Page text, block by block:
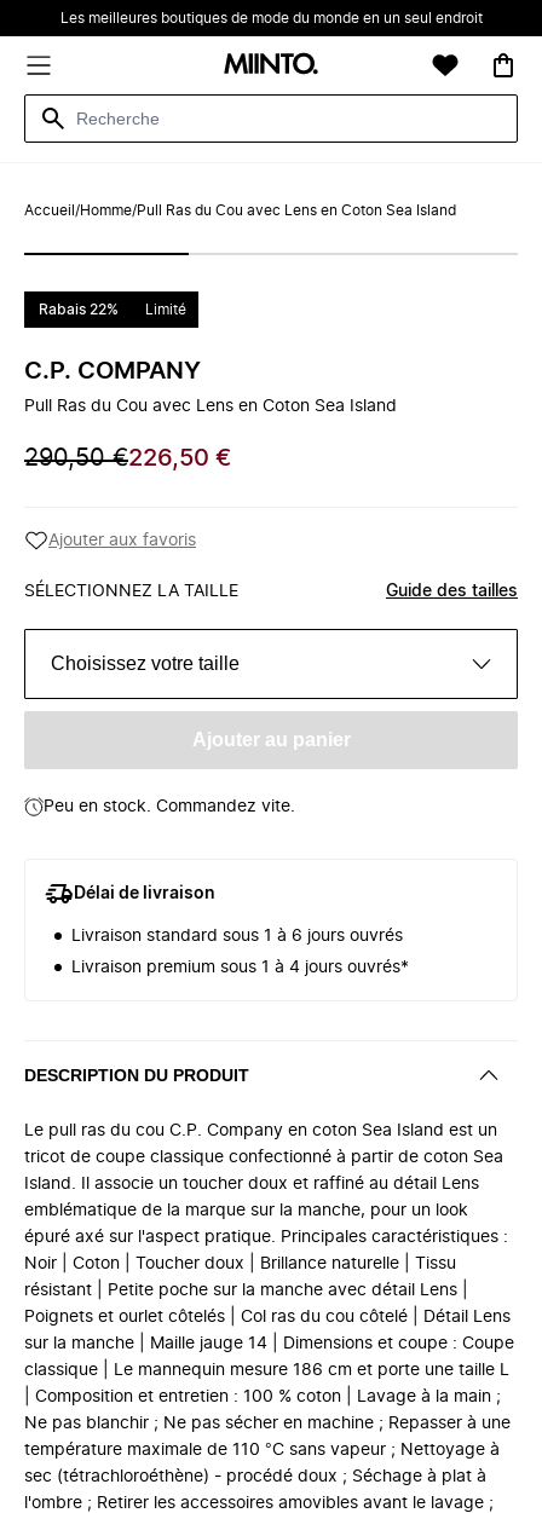
Les meilleures boutiques de mode du monde en un seul endroit
Accueil /Homme/Pull Ras du Cou avec Lens en Coton Sea Island
Rabais 22% Limité
C.P. COMPANY
Pull Ras du Cou avec Lens en Coton Sea Island
290,50 €226,50 €
Ajouter aux favoris
SÉLECTIONNEZ LA TAILLE Guide des tailles
Choisissez votre taille
Ajouter au panier
Peu en stock. Commandez vite.
Délai de livraison
Livraison standard sous 1 à 6 jours ouvrés
Livraison premium sous 1 à 4 jours ouvrés*
DESCRIPTION DU PRODUIT
Le pull ras du cou C.P. Company en coton Sea Island est un
tricot de coupe classique confectionné à partir de coton Sea
Island. Il associe un toucher doux et raffiné au détail Lens
emblématique de la marque sur la manche, pour un look
épuré axé sur l'aspect pratique. Principales caractéristiques :
Noir | Coton | Toucher doux | Brillance naturelle | Tissu
résistant | Petite poche sur la manche avec détail Lens |
Poignets et ourlet côtelés | Col ras du cou côtelé | Détail Lens
sur la manche | Maille jauge 14 | Dimensions et coupe : Coupe
classique | Le mannequin mesure 186 cm et porte une taille L
| Composition et entretien : 100 % coton | Lavage à la main ;
Ne pas blanchir ; Ne pas sécher en machine ; Repasser à une
température maximale de 110 °C sans vapeur ; Nettoyage à
sec (tétrachloroéthène) - procédé doux ; Séchage à plat à
l'ombre ; Retirer les accessoires amovibles avant le lavage ;